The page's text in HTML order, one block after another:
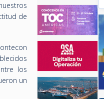
de
los
un